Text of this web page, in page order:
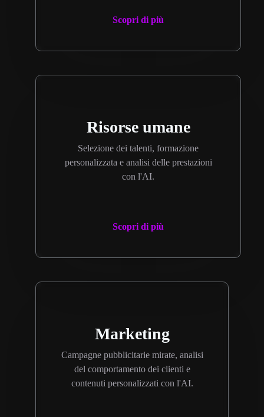
Scopri di più
Risorse umane
Selezione dei talenti, formazione
personalizzata e analisi delle prestazioni
con l'AI.
Scopri di più
Marketing
Campagne pubblicitarie mirate, analisi
del comportamento dei clienti e
contenuti personalizzati con l'AI.